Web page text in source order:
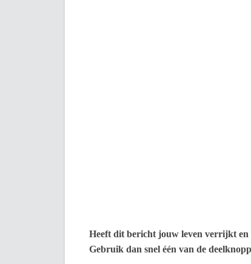
Heeft dit bericht jouw leven verrijkt en
Gebruik dan snel één van de